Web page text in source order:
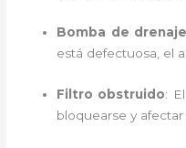
Bomba de
está defectuosa, el
Filtro obstruido: El
bloquearse y